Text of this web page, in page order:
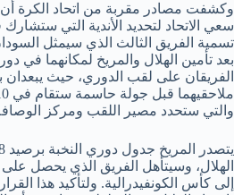
وكشفت مصادر مقربة من اتحاد الكرة أن
سعي الاتحاد لتحديد الأندية التي
تسمية الفريق الثالث الذي سيمثل
بعد تأمين الهلال والمريخ لمكانهما في
الفريقان على لقب الدوري، حيث
والتي ستحدد مصير اللقب ومركز
الهلال، وسيتأهل الفريق الذي يحصل
إلى كأس الكونفيدرالية. ولتأكيد هذا